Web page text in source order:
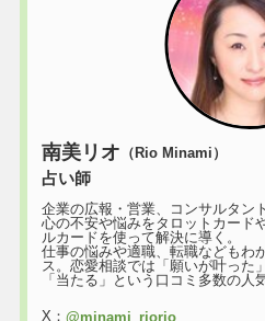
南美リオ （Rio Minami）
占い師
企業の広報・営業、コンサルタン
心の不安や悩みをタロットカード
ルカードを使って解決に導く。
仕事の悩みや適職、転職などもわ
ス。恋愛相談では「願いが叶った
「当たる」という口コミ多数の人
X： @minami_riorio